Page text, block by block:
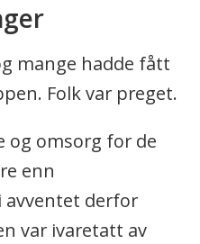
mange hadde fått
Folk var preget.
og omsorg for de
enn
avventet derfor
var ivaretatt av